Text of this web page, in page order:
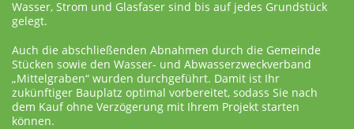
Wasser, Strom und Glasfaser sind bis auf jedes Grundstück
gelegt.
Auch die abschließenden Abnahmen durch die Gemeinde
Stücken sowie den Wasser- und Abwasserzweckverband
„Mittelgraben“ wurden durchgeführt. Damit ist Ihr
zukünftiger Bauplatz optimal vorbereitet, sodass Sie nach
dem Kauf ohne Verzögerung mit Ihrem Projekt starten
können.